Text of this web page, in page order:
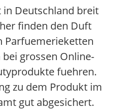
in Deutschland breit
finden den Duft
Parfuemerieketten
grossen Online-
fuehren.
zu dem Produkt im
gut abgesichert.